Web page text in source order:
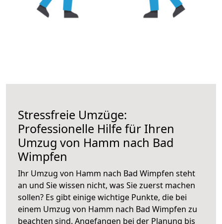
Stressfreie Umzüge:
Professionelle Hilfe für Ihren
Umzug von Hamm nach Bad
Wimpfen
Ihr Umzug von Hamm nach Bad Wimpfen steht
an und Sie wissen nicht, was Sie zuerst machen
sollen? Es gibt einige wichtige Punkte, die bei
einem Umzug von Hamm nach Bad Wimpfen zu
beachten sind. Angefangen bei der Planung bis